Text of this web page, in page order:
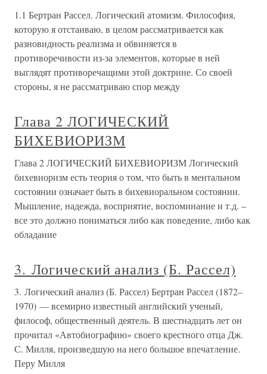
1.1 Бертран Рассел. Логический атомизм. Философия,
которую я отстаиваю, в целом рассматривается как
разновидность реализма и обвиняется в
противоречивости из-за элементов, которые в ней
выглядят противоречащими этой доктрине. Со своей
стороны, я не рассматриваю спор между
Глава 2 ЛОГИЧЕСКИЙ
БИХЕВИОРИЗМ
Глава 2 ЛОГИЧЕСКИЙ БИХЕВИОРИЗМ Логический
бихевиоризм есть теория о том, что быть в ментальном
состоянии означает быть в бихевиоральном состоянии.
Мышление, надежда, восприятие, воспоминание и т.д. –
все это должно пониматься либо как поведение, либо как
обладание
3. Логический анализ (Б. Рассел)
3. Логический анализ (Б. Рассел) Бертран Рассел (1872–
1970) — всемирно известный английский ученый,
философ, общественный деятель. В шестнадцать лет он
прочитал «Автобиографию» своего крестного отца Дж.
С. Милля, произведшую на него большое впечатление.
Перу Милля